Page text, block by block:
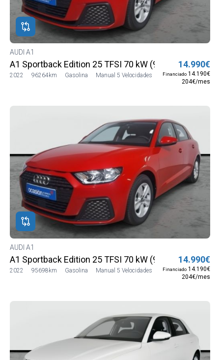
AUDI A1
A1 Sportback Edition 25 TFSI 70 kW (95 CV)
2022 96264km Gasolina Manual 5 Velocidades
14.990€
Financiado 14.190€
204€/mes
AUDI A1
A1 Sportback Edition 25 TFSI 70 kW (95 CV)
2022 95698km Gasolina Manual 5 Velocidades
14.990€
Financiado 14.190€
204€/mes